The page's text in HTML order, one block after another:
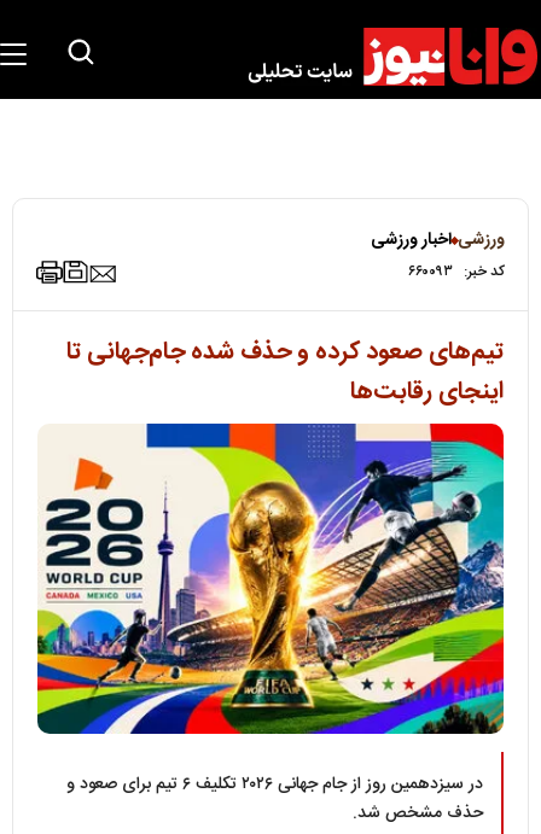
ورزشی اخبار ورزشی
کد خبر: ۶۶۰۰۹۳
تیم‌های صعود کرده و حذف شده جام‌جهانی تا
اینجای رقابت‌ها
در سیزدهمین روز از جام جهانی ۲۰۲۶ تکلیف ۶ تیم برای صعود و
حذف مشخص شد.